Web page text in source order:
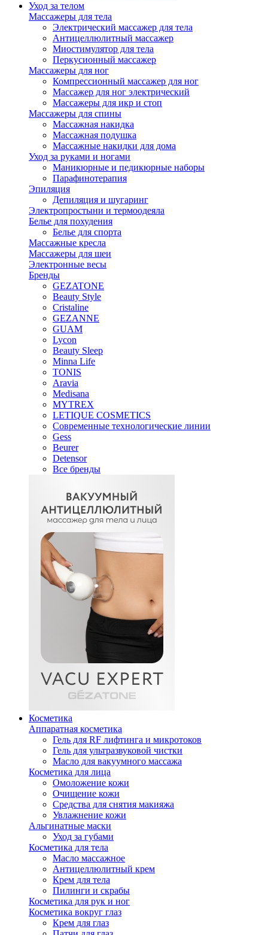
Уход за телом
Массажеры для тела
Электрический массажер для тела
Антицеллюлитный массажер
Миостимулятор для тела
Перкусионный массажер
Массажеры для ног
Компрессионный массажер для ног
Массажер для ног электрический
Массажеры для икр и стоп
Массажеры для спины
Массажная накидка
Массажная подушка
Массажные накидки для дома
Уход за руками и ногами
Маникюрные и педикюрные наборы
Парафинотерапия
Эпиляция
Депиляция и шугаринг
Электропростыни и термоодеяла
Белье для похудения
Белье для спорта
Массажные кресла
Массажеры для шеи
Электронные весы
Бренды
GEZATONE
Beauty Style
Cristaline
GEZANNE
GUAM
Lycon
Beauty Sleep
Minna Life
TONIS
Aravia
Medisana
MYTREX
LETIQUE COSMETICS
Современные технологические линии
Gess
Beurer
Detensor
Все бренды
Косметика
Аппаратная косметика
Гель для RF лифтинга и микротоков
Гель для ультразвуковой чистки
Масло для вакуумного массажа
Косметика для лица
Омоложение кожи
Очищение кожи
Средства для снятия макияжа
Увлажнение кожи
Альгинатные маски
Уход за губами
Косметика для тела
Масло массажное
Антицеллюлитный крем
Крем для тела
Пилинги и скрабы
Косметика для рук и ног
Косметика вокруг глаз
Крем для глаз